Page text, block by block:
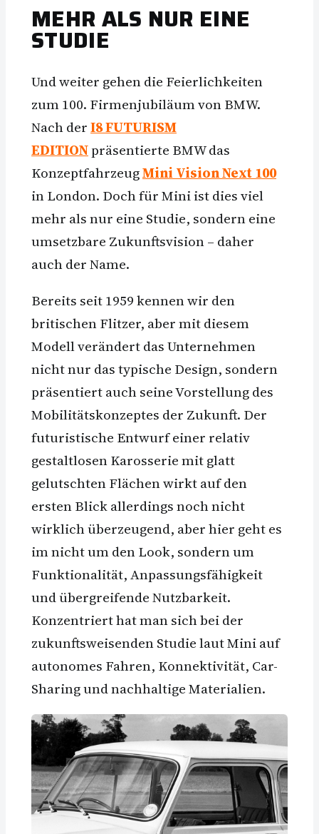
MEHR ALS NUR EINE
STUDIE
Und weiter gehen die Feierlichkeiten
zum 100. Firmenjubiläum von BMW.
Nach derI8 FUTURISM
EDITIONpräsentierte BMW das
KonzeptfahrzeugMini Vision Next 100
in London. Doch für Mini ist dies viel
mehr als nur eine Studie, sondern eine
umsetzbare Zukunftsvision – daher
auch der Name.
Bereits seit 1959 kennen wir den
britischen Flitzer, aber mit diesem
Modell verändert das Unternehmen
nicht nur das typische Design, sondern
präsentiert auch seine Vorstellung des
Mobilitätskonzeptes der Zukunft. Der
futuristische Entwurf einer relativ
gestaltlosen Karosserie mit glatt
gelutschten Flächen wirkt auf den
ersten Blick allerdings noch nicht
wirklich überzeugend, aber hier geht es
im nicht um den Look, sondern um
Funktionalität, Anpassungsfähigkeit
und übergreifende Nutzbarkeit.
Konzentriert hat man sich bei der
zukunftsweisenden Studie laut Mini auf
autonomes Fahren, Konnektivität, Car-
Sharing und nachhaltige Materialien.